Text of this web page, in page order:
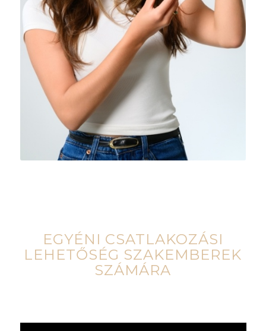
EGYÉNI CSATLAKOZÁSI
LEHETŐSÉG SZAKEMBEREK
SZÁMÁRA